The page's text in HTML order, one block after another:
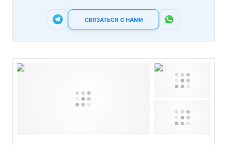
СВЯЗАТЬСЯ С НАМИ